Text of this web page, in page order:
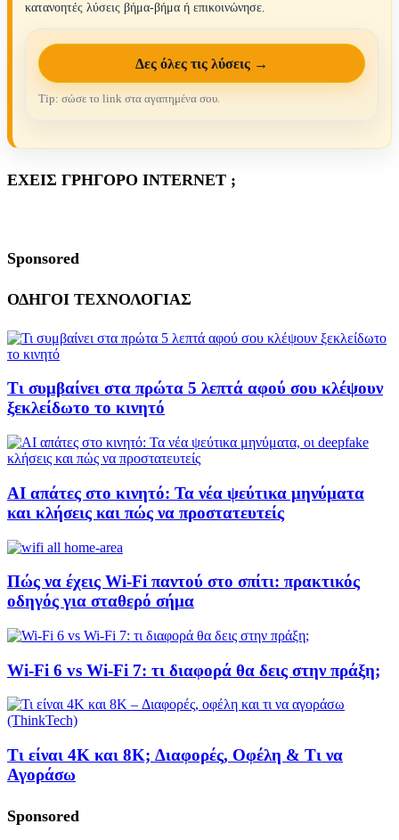
κατανοητές λύσεις βήμα-βήμα ή επικοινώνησε.
Δες όλες τις λύσεις →
Tip: σώσε το link στα αγαπημένα σου.
ΕΧΕΙΣ ΓΡΗΓΟΡΟ INTERNET ;
Sponsored
ΟΔΗΓΟΙ ΤΕΧΝΟΛΟΓΙΑΣ
Τι συμβαίνει στα πρώτα 5 λεπτά αφού σου κλέψουν
ξεκλείδωτο το κινητό
AI απάτες στο κινητό: Τα νέα ψεύτικα μηνύματα
και κλήσεις και πώς να προστατευτείς
Πώς να έχεις Wi-Fi παντού στο σπίτι: πρακτικός
οδηγός για σταθερό σήμα
Wi-Fi 6 vs Wi-Fi 7: τι διαφορά θα δεις στην πράξη;
Τι είναι 4K και 8K; Διαφορές, Οφέλη & Τι να
Αγοράσω
Sponsored